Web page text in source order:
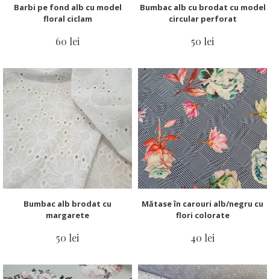
Barbi pe fond alb cu model
floral ciclam
60 lei
Bumbac alb cu brodat cu model
circular perforat
50 lei
Bumbac alb brodat cu
margarete
50 lei
Mătase în carouri alb/negru cu
flori colorate
40 lei